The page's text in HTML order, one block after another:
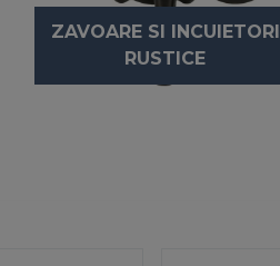
ZAVOARE SI INCUIETORI
RUSTICE